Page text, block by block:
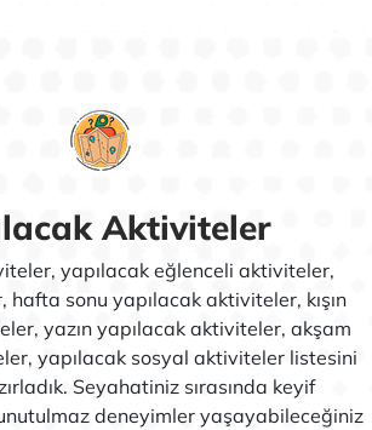
Aktiviteler
yapılacak eğlenceli aktiviteler,
hafta sonu yapılacak aktiviteler, kışın
yazın yapılacak aktiviteler, akşam
yapılacak sosyal aktiviteler listesini
Seyahatiniz sırasında keyif
deneyimler yaşayabileceğiniz